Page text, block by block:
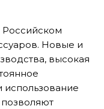
Российском
Новые и
высокая